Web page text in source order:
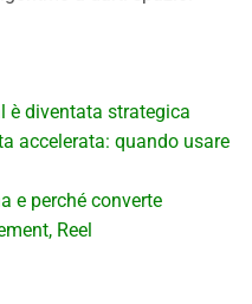
è diventata strategica
accelerata: quando usare
e perché converte
Reel